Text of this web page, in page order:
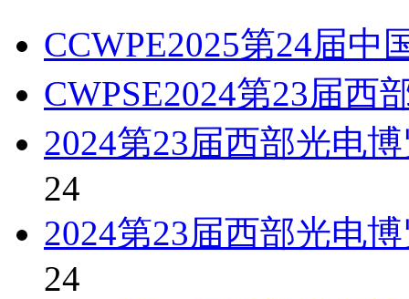
CCWPE2025第24届中
CWPSE2024第23届西
2024第23届西部光电
24
2024第23届西部光电
24